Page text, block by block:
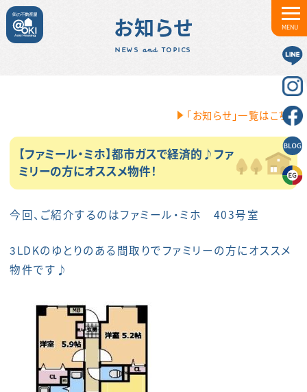
MENU
お知らせ
NEWS and TOPICS
「お知らせ」一覧はこちら
【ファミール・ミホ】都市ガスで経済的♪ファ
ミリーの方にオススメ物件！
今回、ご紹介するのはファミール・ミホ 403号室
3LDKのゆとりのある間取りでファミリーの方にオススメ
物件です♪